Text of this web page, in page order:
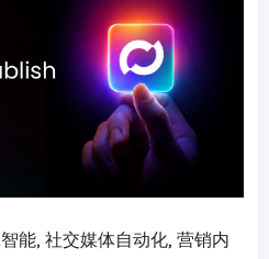
能, 社交媒体自动化, 营销内